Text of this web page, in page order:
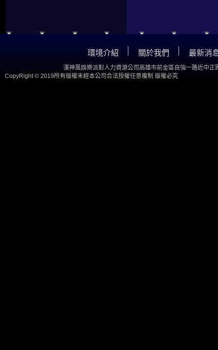
環境介紹 關於我們 最新消
漢神風娛樂派對人力資源公司高雄市前金區自強一路近中正
CopyRight © 2019所有版權未經本公司合法授權任意複制 版權必究